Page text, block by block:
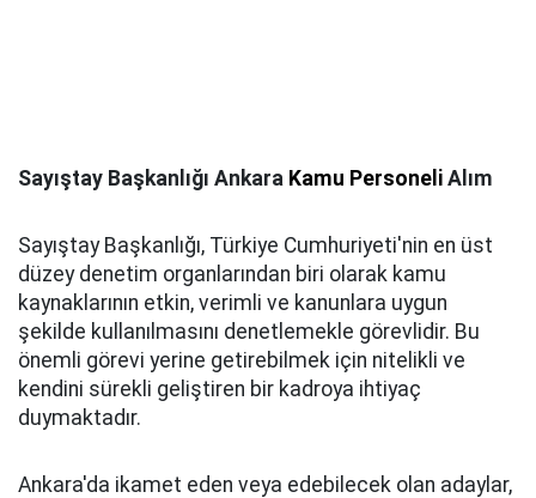
Sayıştay Başkanlığı Ankara Kamu Personeli Alım
Sayıştay Başkanlığı, Türkiye Cumhuriyeti'nin en üst
düzey denetim organlarından biri olarak kamu
kaynaklarının etkin, verimli ve kanunlara uygun
şekilde kullanılmasını denetlemekle görevlidir. Bu
önemli görevi yerine getirebilmek için nitelikli ve
kendini sürekli geliştiren bir kadroya ihtiyaç
duymaktadır.
Ankara'da ikamet eden veya edebilecek olan adaylar,